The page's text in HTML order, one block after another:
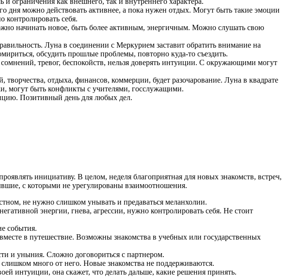
можно действовать активнее, а пока нужен отдых. Могут быть такие эмоции
контролировать себя.
начинать новое, быть более активным, энергичным. Можно слушать свою
Луна в соединении с Меркурием заставит обратить внимание на
обсудить прошлые проблемы, повторно куда-то съездить.
тревог, беспокойств, нельзя доверять интуиции. С окружающими могут
отдыха, финансов, коммерции, будет разочарование. Луна в квадрате
могут быть конфликты с учителями, госслужащими.
Позитивный день для любых дел.
инициативу. В целом, неделя благоприятная для новых знакомств, встреч,
с которыми не урегулированы взаимоотношения.
не нужно слишком унывать и предаваться меланхолии.
энергии, гнева, агрессии, нужно контролировать себя. Не стоит
события.
в путешествие. Возможны знакомства в учебных или государственных
и уныния. Сложно договориться с партнером.
много от него. Новые знакомства не поддерживаются.
интуиции, она скажет, что делать дальше, какие решения принять.